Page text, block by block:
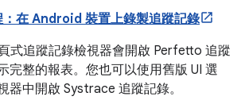
：在 Android 裝置上錄製追蹤記錄
式追蹤記錄檢視器會開啟 Perfetto 追蹤
完整的報表。您也可以使用舊版 UI 選
器中開啟 Systrace 追蹤記錄。